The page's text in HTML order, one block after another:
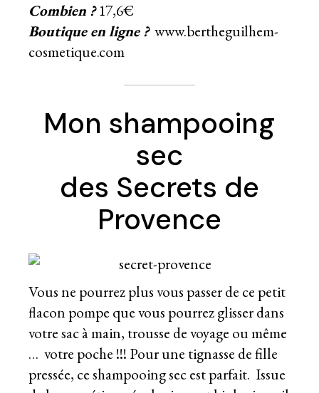
Combien ?17,6€
Boutique en ligne ?www.bertheguilhem-
cosmetique.com
Mon shampooing
sec
des Secrets de
Provence
Vous ne pourrez plus vous passer de ce petit
flacon pompe que vous pourrez glisser dans
votre sac à main, trousse de voyage ou même
… votre poche !!! Pour une tignasse de fille
pressée, ce shampooing sec est parfait. Issue